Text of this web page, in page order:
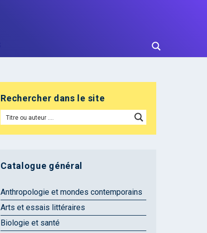
Rechercher dans le site
Catalogue général
Anthropologie et mondes contemporains
Arts et essais littéraires
Biologie et santé